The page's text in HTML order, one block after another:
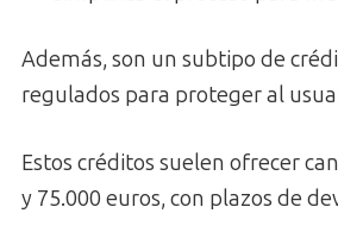
Además, son un subtipo de
regulados para proteger al
Estos créditos suelen ofrecer
y 75.000 euros, con plazos de